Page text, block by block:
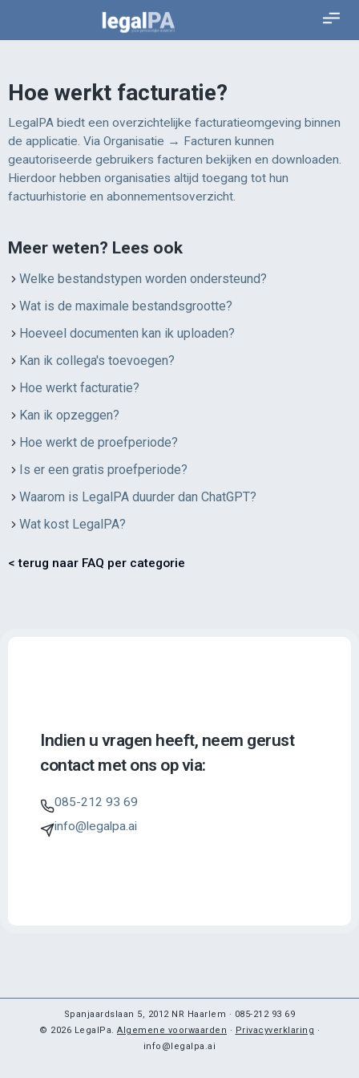
Hoe werkt facturatie?
LegalPA biedt een overzichtelijke facturatieomgeving binnen
de applicatie. Via Organisatie → Facturen kunnen
geautoriseerde gebruikers facturen bekijken en downloaden.
Hierdoor hebben organisaties altijd toegang tot hun
factuurhistorie en abonnementsoverzicht.
Meer weten? Lees ook
Welke bestandstypen worden ondersteund?
Wat is de maximale bestandsgrootte?
Hoeveel documenten kan ik uploaden?
Kan ik collega's toevoegen?
Hoe werkt facturatie?
Kan ik opzeggen?
Hoe werkt de proefperiode?
Is er een gratis proefperiode?
Waarom is LegalPA duurder dan ChatGPT?
Wat kost LegalPA?
< terug naar FAQ per categorie
Indien u vragen heeft, neem gerust
contact met ons op via:
085-212 93 69
info@legalpa.ai
Spanjaardslaan 5, 2012 NR Haarlem · 085-212 93 69
© 2026 LegalPa. Algemene voorwaarden · Privacyverklaring ·
info@legalpa.ai